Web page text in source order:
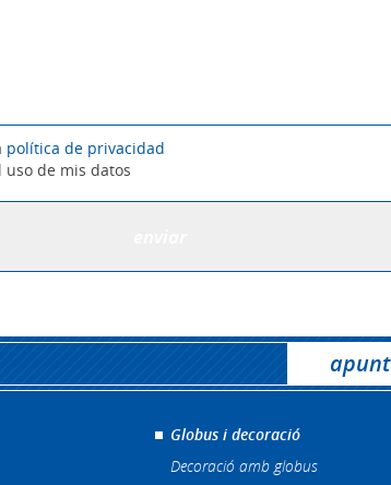
política de privacidad
uso de mis datos
Globus i decoració
Decoració amb globus